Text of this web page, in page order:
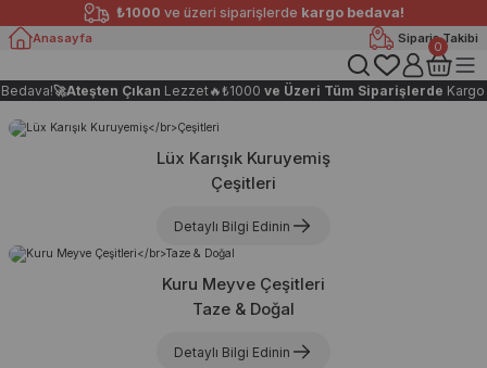
₺1000 ve üzeri siparişlerde kargo bedava!
Anasayfa Sipariş Takibi
0
🚀Ateşten ÇıkanLezzet🔥₺1000ve Üzeri Tüm SiparişlerdeKargo
Lüx Karışık Kuruyemiş
Çeşitleri
Detaylı Bilgi Edinin
Kuru Meyve Çeşitleri
Taze & Doğal
Detaylı Bilgi Edinin